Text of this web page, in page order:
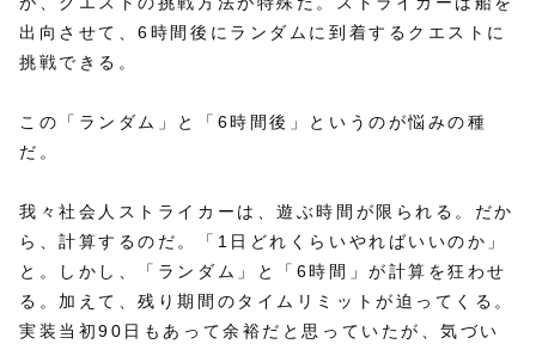
出向させて、6時間後にランダムに到着するクエストに
挑戦できる。
この「ランダム」と「6時間後」というのが悩みの種
だ。
我々社会人ストライカーは、遊ぶ時間が限られる。だか
ら、計算するのだ。「1日どれくらいやればいいのか」
と。しかし、「ランダム」と「6時間」が計算を狂わせ
る。加えて、残り期間のタイムリミットが迫ってくる。
実装当初90日もあって余裕だと思っていたが、気づい